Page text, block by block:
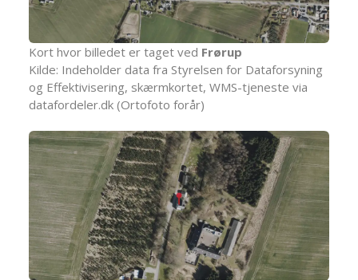
Kort hvor billedet er taget ved Frørup
Kilde: Indeholder data fra Styrelsen for Dataforsyning
og Effektivisering, skærmkortet, WMS-tjeneste via
datafordeler.dk (Ortofoto forår)